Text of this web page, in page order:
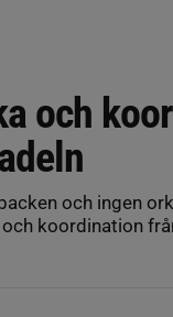
och
och ingen
koordination